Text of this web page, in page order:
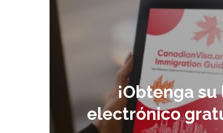
¡Obtenga
electrónico